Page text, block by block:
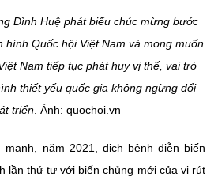
Đình Huệ phát biểu chúc mừng bước
hình Quốc hội Việt Nam và mong muốn
Nam tiếp tục phát huy vị thế, vai trò
thiết yếu quốc gia không ngừng đổi
triển. Ảnh: quochoi.vn
năm 2021, dịch bệnh diễn biến
lần thứ tư với biến chủng mới của vi rút